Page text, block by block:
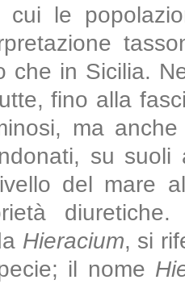
cui le
che in Sicilia.
fino alla
ma
su
del mare
Hieracium, si
il nome